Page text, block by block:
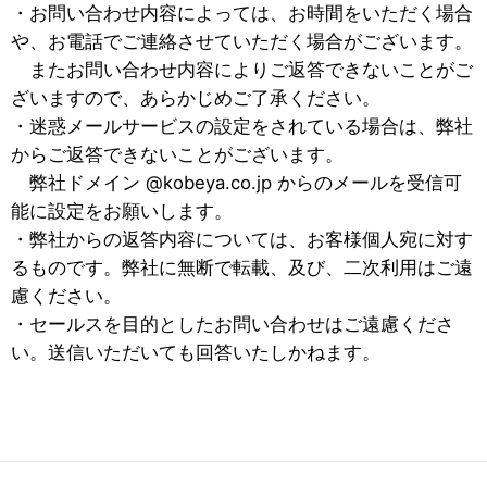
・お問い合わせ内容によっては、お時間をいただく場合
や、お電話でご連絡させていただく場合がございます。
またお問い合わせ内容によりご返答できないことがご
ざいますので、あらかじめご了承ください。
・迷惑メールサービスの設定をされている場合は、弊社
からご返答できないことがございます。
弊社ドメイン @kobeya.co.jp からのメールを受信可
能に設定をお願いします。
・弊社からの返答内容については、お客様個人宛に対す
るものです。弊社に無断で転載、及び、二次利用はご遠
慮ください。
・セールスを目的としたお問い合わせはご遠慮くださ
い。送信いただいても回答いたしかねます。